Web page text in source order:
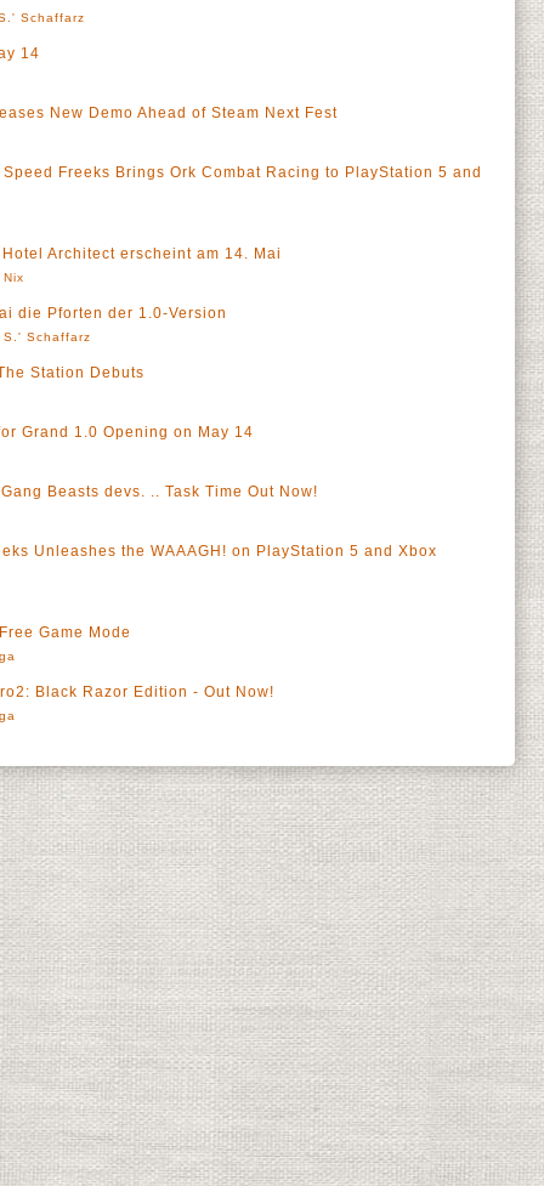
Schaffarz
14
New Demo Ahead of Steam Next Fest
Freeks Brings Ork Combat Racing to PlayStation 5 and
Architect erscheint am 14. Mai
die Pforten der 1.0-Version
S.' Schaffarz
Station Debuts
Grand 1.0 Opening on May 14
Beasts devs. .. Task Time Out Now!
Unleashes the WAAAGH! on PlayStation 5 and Xbox
Game Mode
Black Razor Edition - Out Now!